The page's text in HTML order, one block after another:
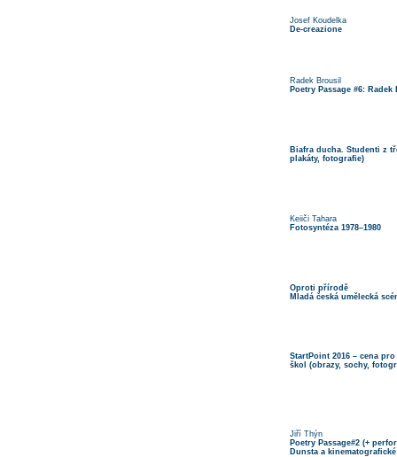
Josef Koudelka
De-creazione
Radek Brousil
Poetry Passage #6:
Biafra ducha. Studenti z
plakáty, fotografie)
Keiiči Tahara
Fotosyntéza 1978–1980
Oproti přírodě
Mladá česká umělecká
StartPoint 2016 – cena
škol (obrazy, sochy,
Jiří Thýn
Poetry Passage#2 (+
Dunsta a